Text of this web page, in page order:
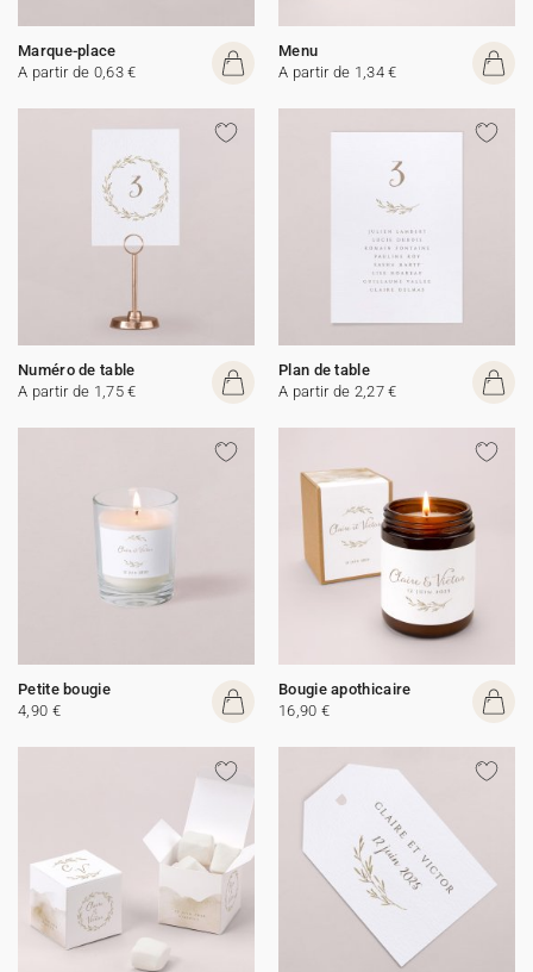
Marque-place
A partir de 0,63 €
Menu
A partir de 1,34 €
Numéro de table
A partir de 1,75 €
Plan de table
A partir de 2,27 €
Petite bougie
4,90 €
Bougie apothicaire
16,90 €